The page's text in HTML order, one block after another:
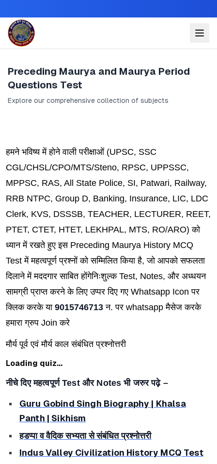
Preceding Maurya and Maurya Period
Questions Test
Explore our comprehensive collection of subjects
हमने भविष्य में होने वाली परीक्षाओं (UPSC, SSC
CGL/CHSL/CPO/MTS/Steno, RPSC, UPPSSC,
MPPSC, RAS, All State Police, SI, Patwari, Railway,
RRB NTPC, Group D, Banking, Insurance, LIC, LDC
Clerk, KVS, DSSSB, TEACHER, LECTURER, REET,
PTET, CTET, HTET, LEKHPAL, MTS, RO/ARO)को
ध्यान में रखते हुए इस Preceding Maurya History MCQ
Test में महत्वपूर्ण प्रश्नों को सम्मिलित किया है,जो आपको सफलता
दिलाने में मददगार साबित होंगेनिःशुल्क Test, Notes, और अध्धयन
सामग्री प्राप्त करने के लिए उप्पर दिए गए Whatsapp Icon पर
क्लिक करके या 9015746713 न. पर whatsapp मैसेज करके
हमारा ग्रुप Join करे
मौर्य पूर्व एवं मौर्य काल संबंधित प्रश्नोत्तरी
Loading quiz...
नीचे दिए महत्वपूर्णTest और Notesभी जरुर पढ़े –
Guru Gobind Singh Biography | Khalsa
Panth | Sikhism
हडप्पा व वैदिक सभ्यता से संबंधित प्रश्नोत्तरी
Indus Valley Civilization History MCQ Test